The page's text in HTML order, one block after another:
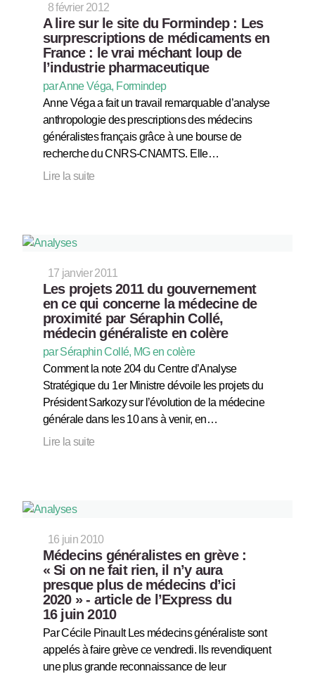
8 février 2012
A lire sur le site du Formindep : Les
surprescriptions de médicaments en
France : le vrai méchant loup de
l’industrie pharmaceutique
par Anne Véga, Formindep
Anne Véga a fait un travail remarquable d’analyse
anthropologie des prescriptions des médecins
généralistes français grâce à une bourse de
recherche du CNRS-CNAMTS. Elle…
Lire la suite
17 janvier 2011
Les projets 2011 du gouvernement
en ce qui concerne la médecine de
proximité par Séraphin Collé,
médecin généraliste en colère
par Séraphin Collé, MG en colère
Comment la note 204 du Centre d’Analyse
Stratégique du 1er Ministre dévoile les projets du
Président Sarkozy sur l’évolution de la médecine
générale dans les 10 ans à venir, en…
Lire la suite
16 juin 2010
Médecins généralistes en grève :
« Si on ne fait rien, il n’y aura
presque plus de médecins d’ici
2020 » - article de l’Express du
16 juin 2010
Par Cécile Pinault Les médecins généraliste sont
appelés à faire grève ce vendredi. Ils revendiquent
une plus grande reconnaissance de leur